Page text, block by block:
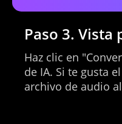
Mongolian
Paso 3. Vista
Haz clic en
de IA. Si te gusta
archivo de audio